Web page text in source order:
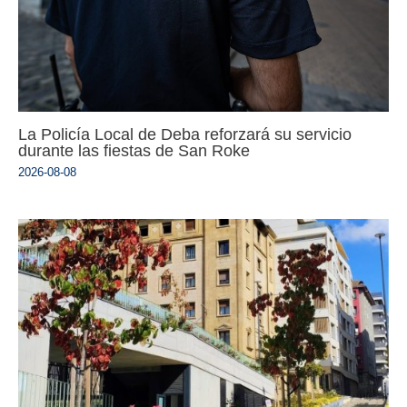
La Policía Local de Deba reforzará su servicio
durante las fiestas de San Roke
2026-08-08